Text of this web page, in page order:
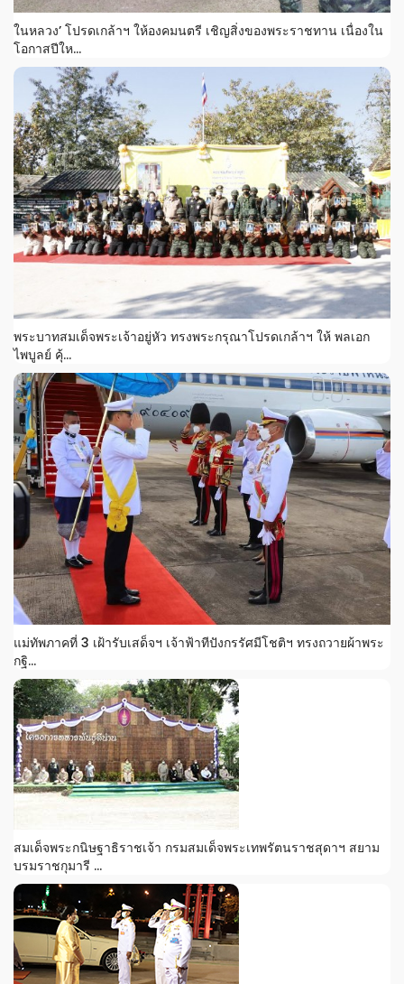
ในหลวง’ โปรดเกล้าฯ ให้องคมนตรี เชิญสิ่งของพระราชทาน เนื่องใน
โอกาสปีให...
พระบาทสมเด็จพระเจ้าอยู่หัว ทรงพระกรุณาโปรดเกล้าฯ ให้ พลเอก
ไพบูลย์ คุ้...
แม่ทัพภาคที่ 3 เฝ้ารับเสด็จฯ เจ้าฟ้าทีปังกรรัศมีโชติฯ ทรงถวายผ้าพระ
กฐิ...
สมเด็จพระกนิษฐาธิราชเจ้า กรมสมเด็จพระเทพรัตนราชสุดาฯ สยาม
บรมราชกุมารี ...